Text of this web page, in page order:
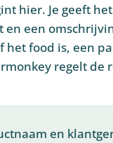
hier. Je geeft
en een
het food is, een
regelt de
en